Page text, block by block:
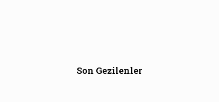
Son Gezilenler